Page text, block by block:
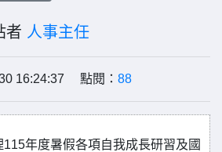
者 人事主任
16:24:37 點閱： 88
年度暑假各項自我成長研習及國